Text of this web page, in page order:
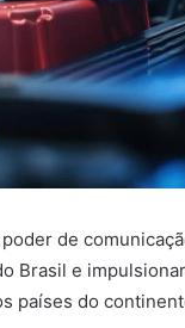
de
Brasil e
países do